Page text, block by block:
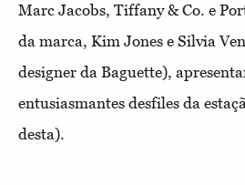
Marc Jacobs, Tiffany & Co. e
da marca, Kim Jones e Silvia
designer da Baguette),
entusiasmantes desfiles da
desta).